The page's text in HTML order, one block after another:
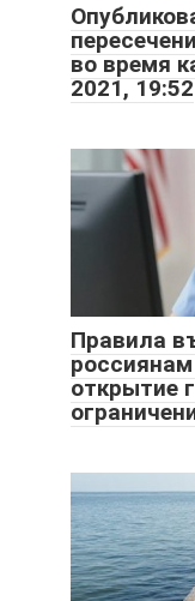
во время
2021, 19:52
Правила
открытие